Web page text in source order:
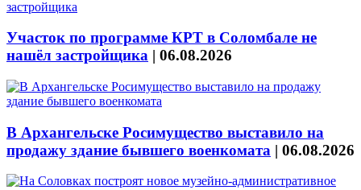
Участок по программе КРТ в Соломбале не
нашёл застройщика | 06.08.2026
В Архангельске Росимущество выставило на
продажу здание бывшего военкомата | 06.08.2026